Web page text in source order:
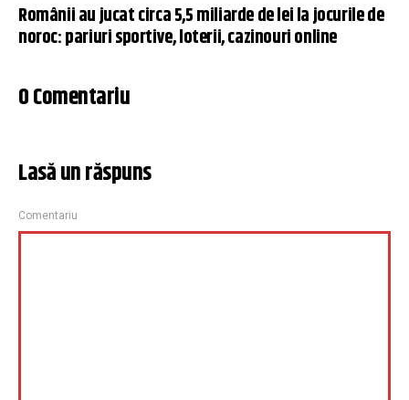
Românii au jucat circa 5,5 miliarde de lei la jocurile de
noroc: pariuri sportive, loterii, cazinouri online
0 Comentariu
Lasă un răspuns
Comentariu